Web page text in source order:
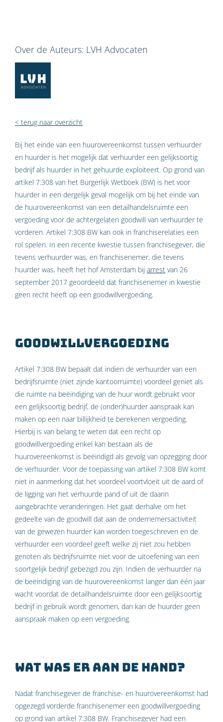
Over de Auteurs: LVH Advocaten
< terug naar overzicht
Bij het einde van een huurovereenkomst tussen verhuurder
en huurder is het mogelijk dat verhuurder een gelijksoortig
bedrijf als huurder in het gehuurde exploiteert. Op grond van
artikel 7:308 van het Burgerlijk Wetboek (BW) is het voor
huurder in een dergelijk geval mogelijk om bij het einde van
de huurovereenkomst van een detailhandelsruimte een
vergoeding voor de achtergelaten goodwill van verhuurder te
vorderen. Artikel 7:308 BW kan ook in franchiserelaties een
rol spelen. In een recente kwestie tussen franchisegever, die
tevens verhuurder was, en franchisenemer, die tevens
huurder was, heeft het hof Amsterdam bij arrest van 26
september 2017 geoordeeld dat franchisenemer in kwestie
geen recht heeft op een goodwillvergoeding.
Goodwillvergoeding
Artikel 7:308 BW bepaalt dat indien de verhuurder van een
bedrijfsruimte (niet zijnde kantoorruimte) voordeel geniet als
die ruimte na beëindiging van de huur wordt gebruikt voor
een gelijksoortig bedrijf, de (onder)huurder aanspraak kan
maken op een naar billijkheid te berekenen vergoeding.
Hierbij is van belang te weten dat een recht op
goodwillvergoeding enkel kan bestaan als de
huurovereenkomst is beëindigd als gevolg van opzegging door
de verhuurder. Voor de toepassing van artikel 7:308 BW komt
niet in aanmerking dat het voordeel voortvloeit uit de aard of
de ligging van het verhuurde pand of uit de daarin
aangebrachte veranderingen. Het gaat derhalve om het
gedeelte van de goodwill dat aan de ondernemersactiviteit
van de gewezen huurder kan worden toegeschreven en de
verhuurder een voordeel geeft welke zij niet zou hebben
genoten als bedrijfsruimte niet voor de uitoefening van een
soortgelijk bedrijf gebezigd zou zijn. Indien de verhuurder na
de beëindiging van de huurovereenkomst langer dan één jaar
wacht voordat de detailhandelsruimte door een gelijksoortig
bedrijf in gebruik wordt genomen, dan kan de huurder geen
aanspraak maken op een vergoeding.
Wat was er aan de hand?
Nadat franchisegever de franchise- en huurovereenkomst had
opgezegd vorderde franchisenemer een goodwillvergoeding
op grond van artikel 7:308 BW. Franchisegever had een